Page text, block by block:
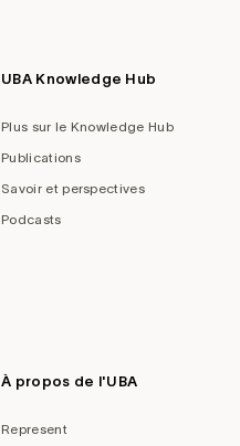
UBA Knowledge Hub
Plus sur le Knowledge Hub
Publications
Savoir et perspectives
Podcasts
À propos de l'UBA
Represent